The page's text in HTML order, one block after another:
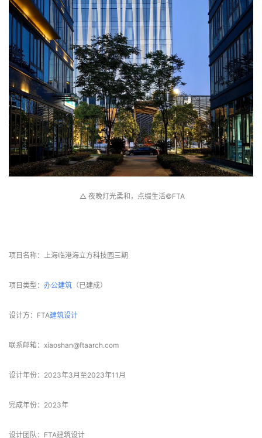
△ 夜晚灯光柔和，点缀生活©FTA
项目名称：上海临港海立方科技园三期
项目类型： 办公建筑 （已建成）
设计方：FTA建筑设计
联系邮箱：xiaoshan@ftaarch.com
设计年份：2023年3月至2023年11月
完成年份：2023年
设计团队：FTA建筑设计